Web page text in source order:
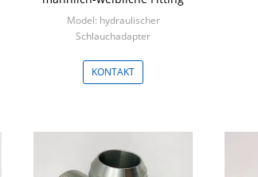
Model: hydraulischer
Schlauchadapter
KONTAKT